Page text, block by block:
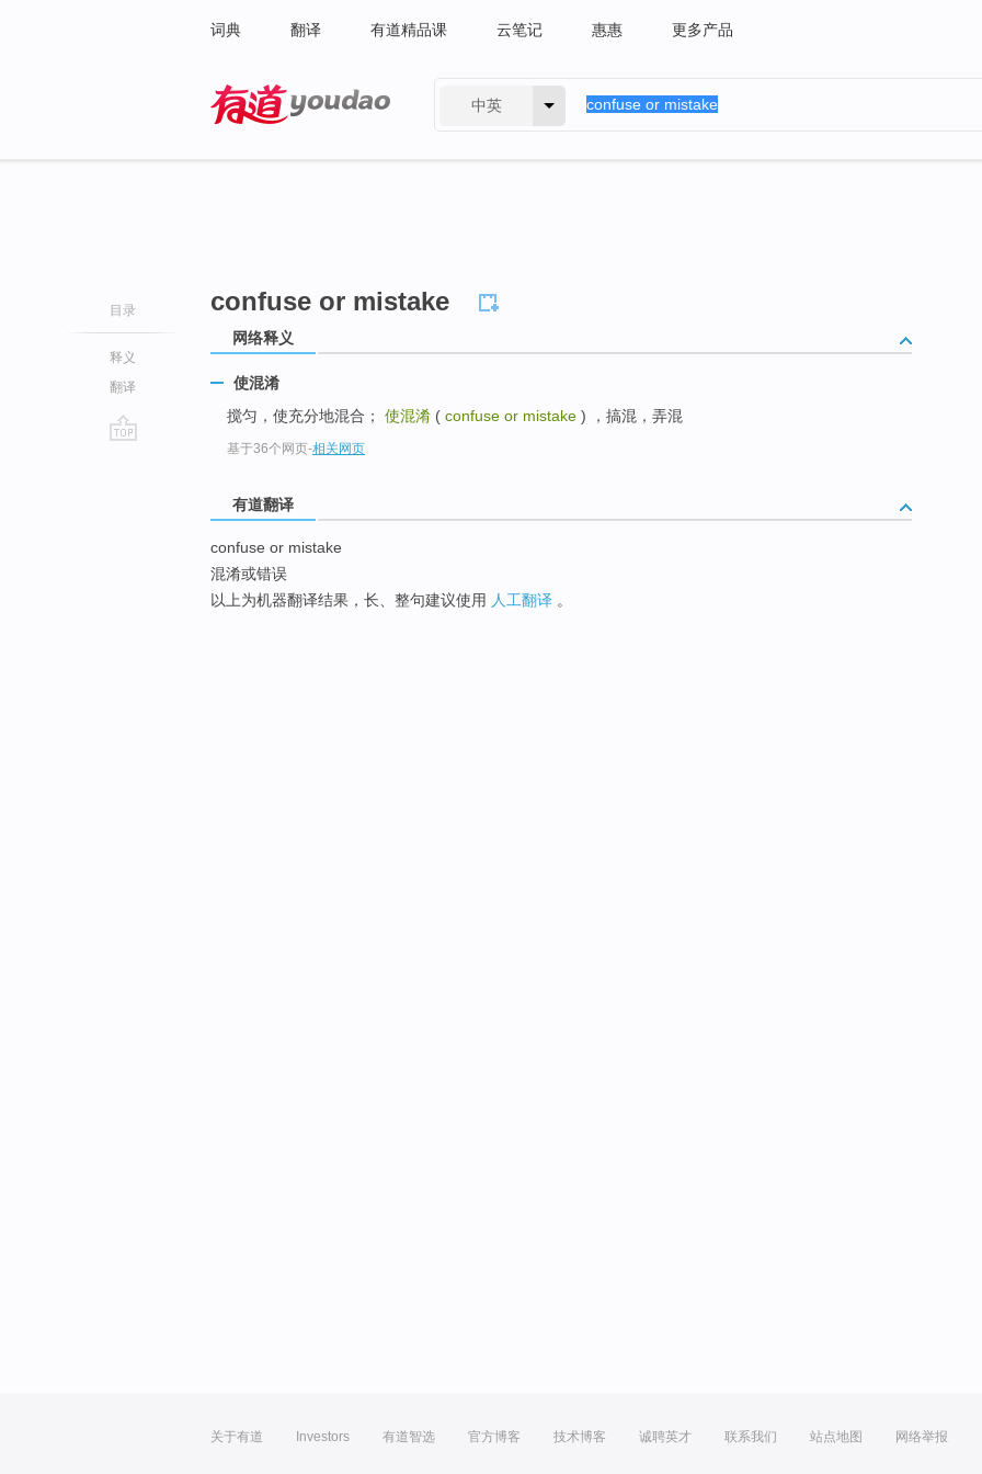
词典 翻译 有道精品课 云笔记 惠惠 更多产品
中英
目录
释义
翻译
confuse or mistake
网络释义
使混淆
搅匀，使充分地混合； 使混淆 ( confuse or mistake ) ，搞混，弄混
基于36个网页-相关网页
有道翻译
confuse or mistake
混淆或错误
以上为机器翻译结果，长、整句建议使用 人工翻译 。
关于有道 Investors 有道智选 官方博客 技术博客 诚聘英才 联系我们 站点地图 网络举报